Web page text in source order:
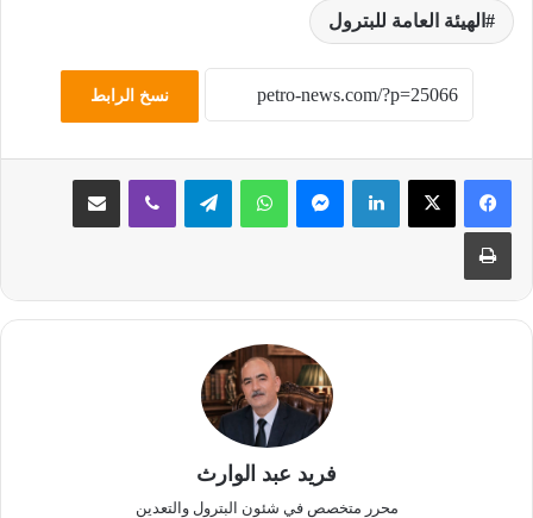
الهيئة العامة للبترول
نسخ الرابط
لينكدإن ماسنجر واتساب تيلقرام ڤايبر مشاركة عبر البريد
طباعة
فريد عبد الوارث
محرر متخصص في شئون البترول والتعدين